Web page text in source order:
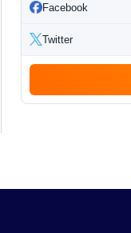
Facebook
Twitter